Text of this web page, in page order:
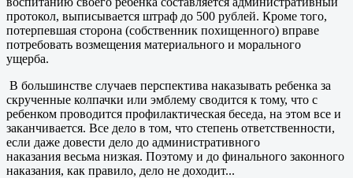
протокол, выписывается штраф до 500 рублей. Кроме того,
потерпевшая сторона (собственник похищенного) вправе
потребовать возмещения материального и морального
ущерба.
В большинстве случаев перспектива наказывать ребенка за
скрученные колпачки или эмблему сводится к тому, что с
ребенком проводится профилактическая беседа, на этом все и
заканчивается. Все дело в том, что степень ответственности,
если даже довести дело до административного
наказания весьма низкая. Поэтому и до финального законного
наказания, как правило, дело не доходит...